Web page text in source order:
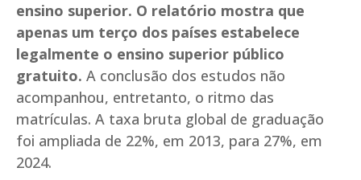
ensino superior. O relatório mostra que
apenas um terço dos países estabelece
legalmente o ensino superior público
gratuito. A conclusão dos estudos não
acompanhou, entretanto, o ritmo das
matrículas. A taxa bruta global de graduação
foi ampliada de 22%, em 2013, para 27%, em
2024.